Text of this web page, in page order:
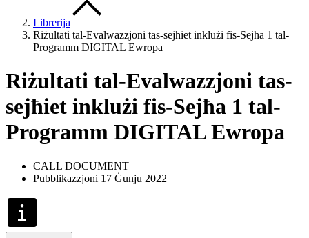
Librerija
Riżultati tal-Evalwazzjoni tas-sejħiet inklużi fis-Sejħa 1 tal-
Programm DIGITAL Ewropa
Riżultati tal-Evalwazzjoni tas-
sejħiet inklużi fis-Sejħa 1 tal-
Programm DIGITAL Ewropa
CALL DOCUMENT
Pubblikazzjoni 17 Ġunju 2022